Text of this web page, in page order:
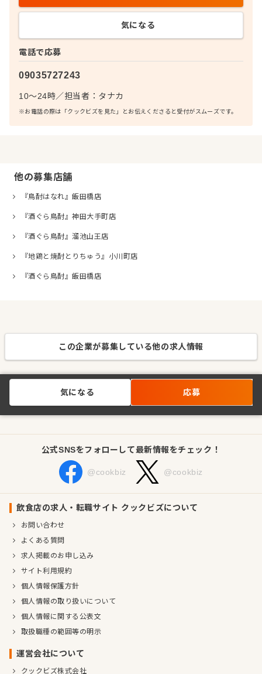
電話で応募
09035727243
10～24時／担当者： タナカ
※お電話の際は「クックビズを見た」とお伝えくださると受付がスムーズです。
気になる
他の募集店舗
『鳥酎はなれ』飯田橋店
『酒ぐら鳥酎』神田大手町店
『酒ぐら鳥酎』溜池山王店
『地鶏と焼酎とりちゅう』小川町店
『酒ぐら鳥酎』飯田橋店
この企業が募集している他の求人情報
気になる 応募
公式SNSをフォローして最新情報をチェック！
@cookbiz @cookbiz
飲食店の求人・転職サイト クックビズについて
お問い合わせ
よくある質問
求人掲載のお申し込み
サイト利用規約
個人情報保護方針
個人情報の取り扱いについて
個人情報に関する公表文
取扱職種の範囲等の明示
運営会社について
クックビズ株式会社